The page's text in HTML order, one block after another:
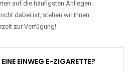
auf die häufigsten Anliegen.
dabei ist, stehen wir Ihnen
zur Verfügung!
EINWEG E-ZIGARETTE?